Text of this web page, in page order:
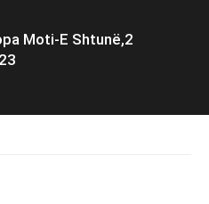
Moti-E Shtunë,2